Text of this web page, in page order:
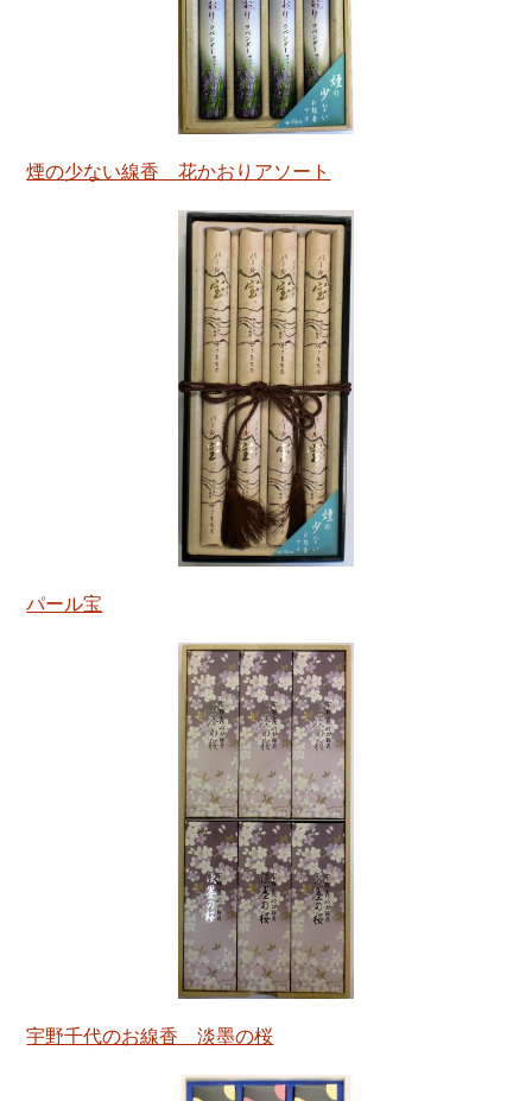
煙の少ない線香 花かおりアソート
パール宝
宇野千代のお線香 淡墨の桜